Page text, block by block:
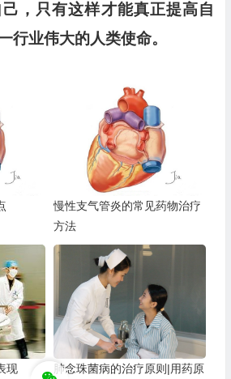
，只有这样才能真正提高自
行业伟大的人类使命。
慢性支气管炎的常见药物治疗
方法
现 肺念珠菌病的治疗原则|用药原